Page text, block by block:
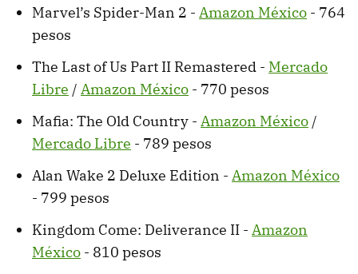
Marvel’s Spider-Man 2 - Amazon México - 764
pesos
The Last of Us Part II Remastered - Mercado
Libre / Amazon México - 770 pesos
Mafia: The Old Country - Amazon México /
Mercado Libre - 789 pesos
Alan Wake 2 Deluxe Edition - Amazon México
- 799 pesos
Kingdom Come: Deliverance II - Amazon
México - 810 pesos